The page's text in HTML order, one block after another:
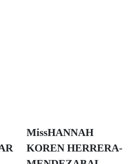
MissHANNAH
KOREN HERRERA-